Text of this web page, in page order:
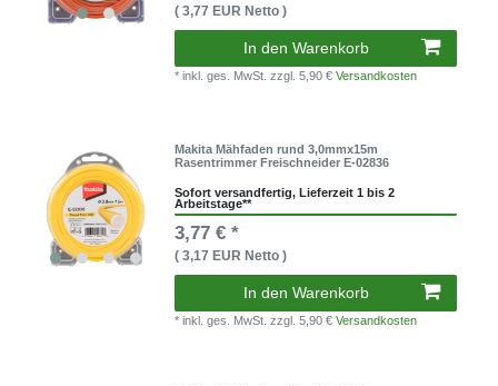
( 3,77 EUR Netto )
In den Warenkorb
* inkl. ges. MwSt.zzgl. 5,90 €Versandkosten
Makita Mähfaden rund 3,0mmx15m
Rasentrimmer Freischneider E-02836
Sofort versandfertig, Lieferzeit 1 bis 2
Arbeitstage**
3,77 € *
( 3,17 EUR Netto )
In den Warenkorb
* inkl. ges. MwSt.zzgl. 5,90 €Versandkosten